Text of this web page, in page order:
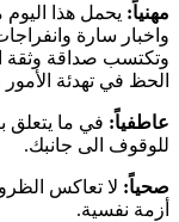
مهنياً: يحمل هذا
واخبار سارة
وتكتسب صداقة وثقة
الحظ في تهدئة الأمور
عاطفياً: في ما يتعلق
للوقوف الى جانبك.
صحياً: لا تعاكس
أزمة نفسية.